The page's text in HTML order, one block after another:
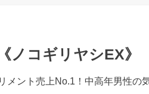
ノコギリヤシEX》
メント売上No.1！中高年男性の